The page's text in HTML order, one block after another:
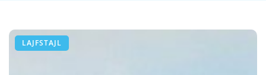
LAJFSTAJL